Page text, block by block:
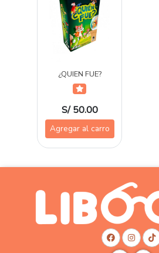
¿QUIEN FUE?
S/ 50.00
Agregar al carro